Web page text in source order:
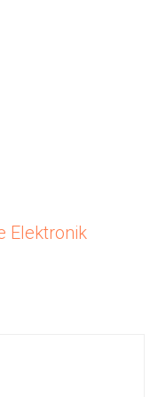
Elektronik